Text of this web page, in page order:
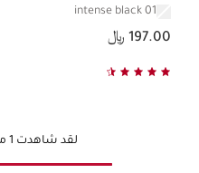
01 intense black
السعر الحالي هو 197.00 ﷼
197.00 ﷼
لقد شاهدت 1 من 1 من المنتجات